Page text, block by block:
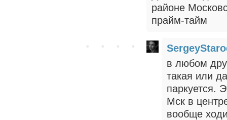
районе
прайм-тайм
в любом
такая или
паркуется.
Мск в
вообще